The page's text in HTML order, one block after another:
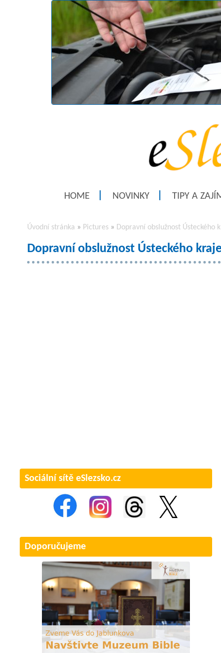
HOME NOVINKY TIPY A
Úvodní stránka » Pictures » Dopravní obslužnost Ústeckého
Dopravní obslužnost Ústeckého
Sociální sítě eSlezsko.cz
Doporučujeme